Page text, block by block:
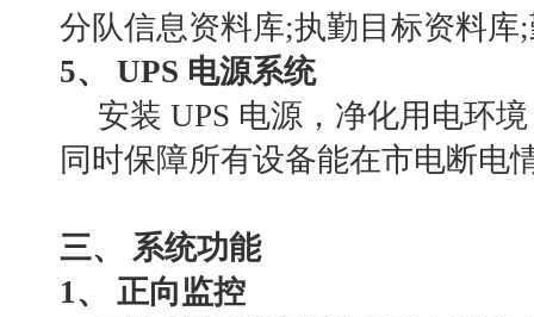
分队信息资料库;执勤目标资料库
5、 UPS 电源系统
安装 UPS 电源，净化用电环
同时保障所有设备能在市电断电
三、
系统功能
1、 正向监控